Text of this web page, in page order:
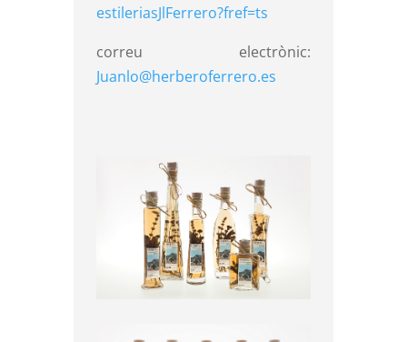
estileriasJlFerrero?fref=ts
correu electrònic:
Juanlo@herberoferrero.es